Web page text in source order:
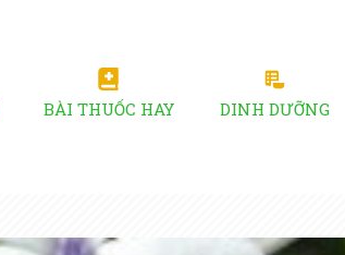
BÀI THUỐC HAY DINH DƯỠNG